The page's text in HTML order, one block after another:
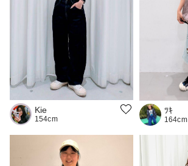
Kie
154cm
ﾂｷ
164cm